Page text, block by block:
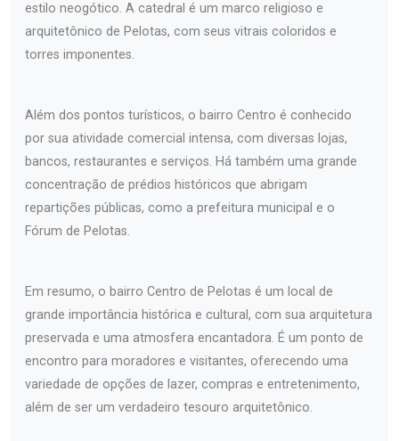
estilo neogótico. A catedral é um marco religioso e
arquitetônico de Pelotas, com seus vitrais coloridos e
torres imponentes.
Além dos pontos turísticos, o bairro Centro é conhecido
por sua atividade comercial intensa, com diversas lojas,
bancos, restaurantes e serviços. Há também uma grande
concentração de prédios históricos que abrigam
repartições públicas, como a prefeitura municipal e o
Fórum de Pelotas.
Em resumo, o bairro Centro de Pelotas é um local de
grande importância histórica e cultural, com sua arquitetura
preservada e uma atmosfera encantadora. É um ponto de
encontro para moradores e visitantes, oferecendo uma
variedade de opções de lazer, compras e entretenimento,
além de ser um verdadeiro tesouro arquitetônico.